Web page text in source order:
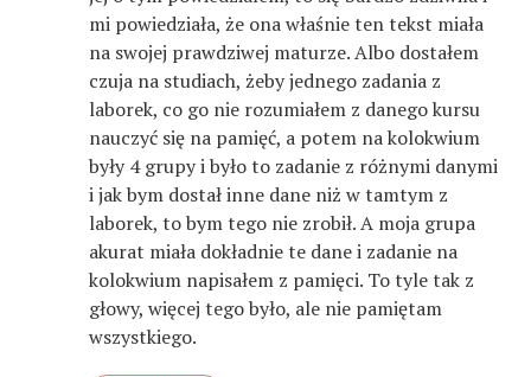
mi powiedziała, że ona właśnie ten tekst miała
na swojej prawdziwej maturze. Albo dostałem
czuja na studiach, żeby jednego zadania z
laborek, co go nie rozumiałem z danego kursu
nauczyć się na pamięć, a potem na kolokwium
były 4 grupy i było to zadanie z różnymi danymi
i jak bym dostał inne dane niż w tamtym z
laborek, to bym tego nie zrobił. A moja grupa
akurat miała dokładnie te dane i zadanie na
kolokwium napisałem z pamięci. To tyle tak z
głowy, więcej tego było, ale nie pamiętam
wszystkiego.